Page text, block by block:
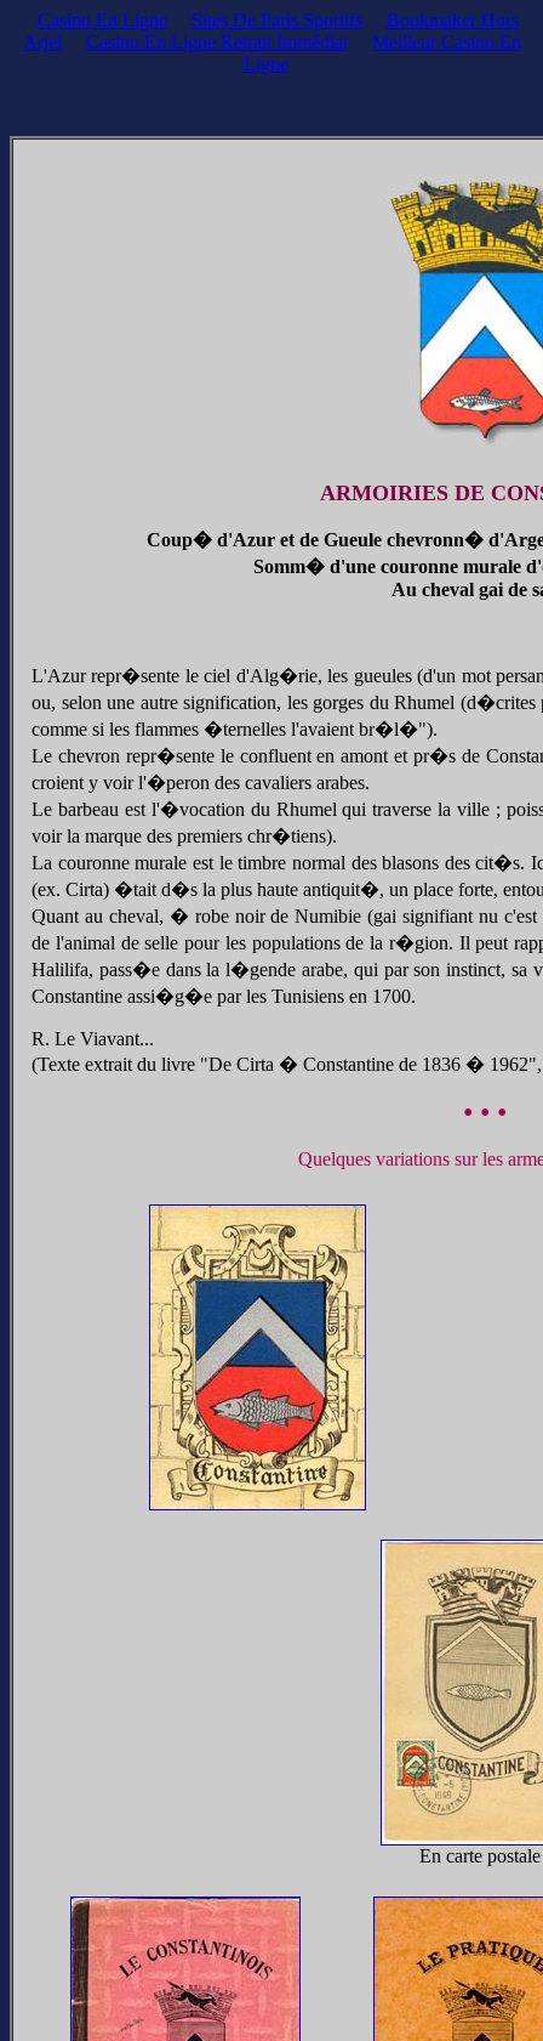
Casino En Ligne Sites De Paris Sportifs
Bookmaker Hors
Arjel
Casino En Ligne Retrait Immédiat
Meilleur Casino En
Ligne
ARMOIRIES DE
Coup� d'Azur et de Gueule chevronn�
Somm� d'une couronne murale
Au cheval gai de
L'Azur repr�sente le ciel d'Alg�rie, les gueules (d'un mot
ou, selon une autre signification, les gorges du Rhumel
comme si les flammes �ternelles l'avaient br�l�").
Le chevron repr�sente le confluent en amont et pr�s de
croient y voir l'�peron des cavaliers arabes.
Le barbeau est l'�vocation du Rhumel qui traverse la ville ;
voir la marque des premiers chr�tiens).
La couronne murale est le timbre normal des blasons des
(ex. Cirta) �tait d�s la plus haute antiquit�, un place forte,
Quant au cheval, � robe noir de Numibie (gai signifiant nu
de l'animal de selle pour les populations de la r�gion. Il peut
Halilifa, pass�e dans la l�gende arabe, qui par son instinct,
Constantine assi�g�e par les Tunisiens en 1700.
R. Le Viavant...
(Texte extrait du livre "De Cirta � Constantine de 1836 �
• • •
Quelques variations sur les
En carte postale